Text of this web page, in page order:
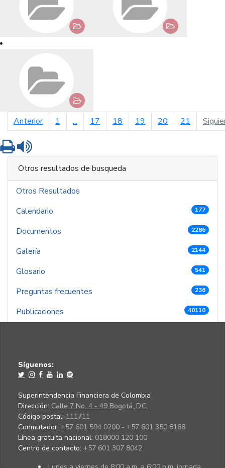
Anteriorpágina anterior
1 ... 17 18 19 20 21
Imprimir
Otros resultados de busqueda
Otros Resultados
Calendario
177
Documentos 2286
Galería 2144
Glosario 541
Preguntas frecuentes 236
Publicaciones 40110
Síguenos:
Superintendencia Financiera de Colombia
Dirección: Calle 7 No. 4 - 49 Bogotá, D.C.
Código postal: 111711
Conmutador: +57 601 594 0200 - +57 601 350 8166
Línea gratuita nacional: 018000 120 100
Centro de contacto: +57 601 307 8042